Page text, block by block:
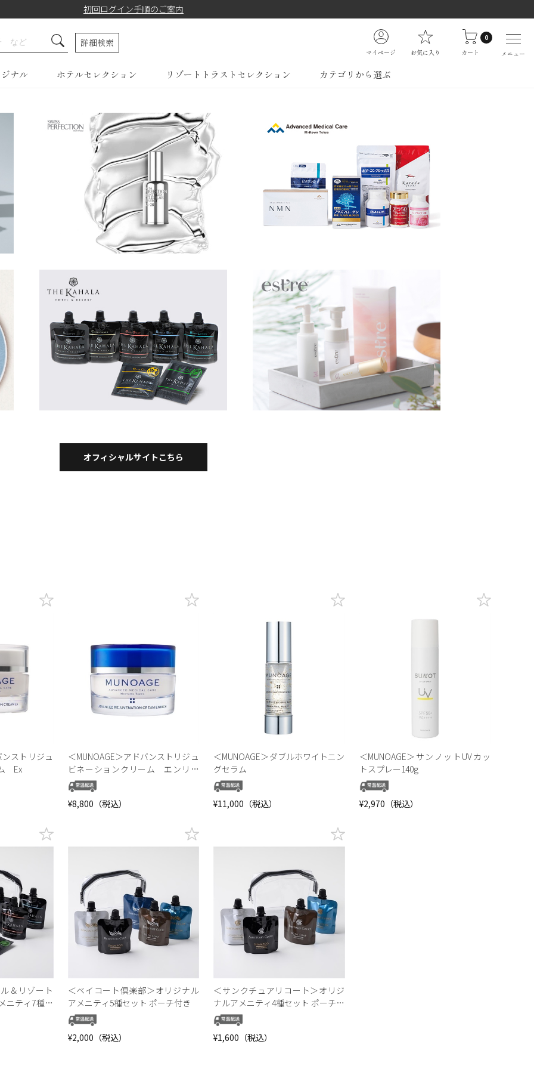
初回ログイン手順のご案内
詳細検索
マイページ お気に入り
0
カート
メニュー
ナル ホテルセレクション リゾートトラストセレクション カテゴリから選ぶ
オフィシャルサイトこちら
ストリジュ
Ex
＜MUNOAGE＞アドバンストリジュ
ビネーションクリーム エンリッ
チ
¥8,800（税込）
＜MUNOAGE＞ダブルホワイトニン
グセラム
¥11,000（税込）
＜MUNOAGE＞サンノットUVカッ
トスプレー140g
¥2,970（税込）
＆リゾート
ニティ7種セ
＜ベイコート倶楽部＞オリジナル
アメニティ5種セット ポーチ付き
¥2,000（税込）
＜サンクチュアリコート＞オリジ
ナルアメニティ4種セット ポーチ付
き
¥1,600（税込）